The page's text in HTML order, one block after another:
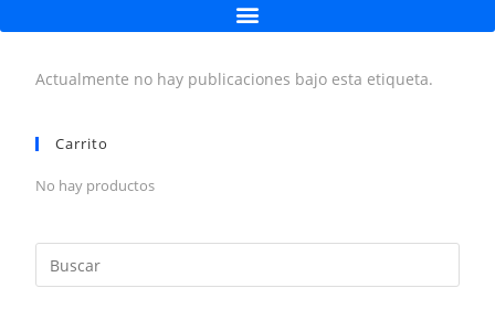
Actualmente no hay publicaciones bajo esta etiqueta.
Carrito
No hay productos